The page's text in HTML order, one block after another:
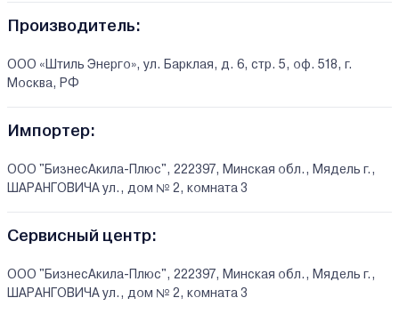
Производитель:
ООО «Штиль Энерго», ул. Барклая, д. 6, стр. 5, оф. 518, г.
Москва, РФ
Импортер:
ООО "БизнесАкила-Плюс", 222397, Минская обл., Мядель г.,
ШАРАНГОВИЧА ул., дом № 2, комната 3
Сервисный центр:
ООО "БизнесАкила-Плюс", 222397, Минская обл., Мядель г.,
ШАРАНГОВИЧА ул., дом № 2, комната 3